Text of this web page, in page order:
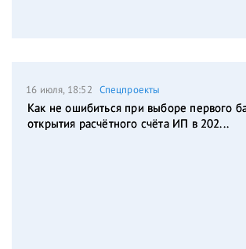
16 июля, 18:52 Спецпроекты
Как не ошибиться при выборе первого
открытия расчётного счёта ИП в 202...